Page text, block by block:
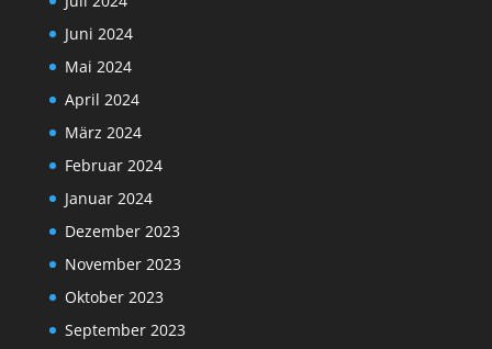
Juni 2024
Mai 2024
April 2024
März 2024
Februar 2024
Januar 2024
Dezember 2023
November 2023
Oktober 2023
September 2023